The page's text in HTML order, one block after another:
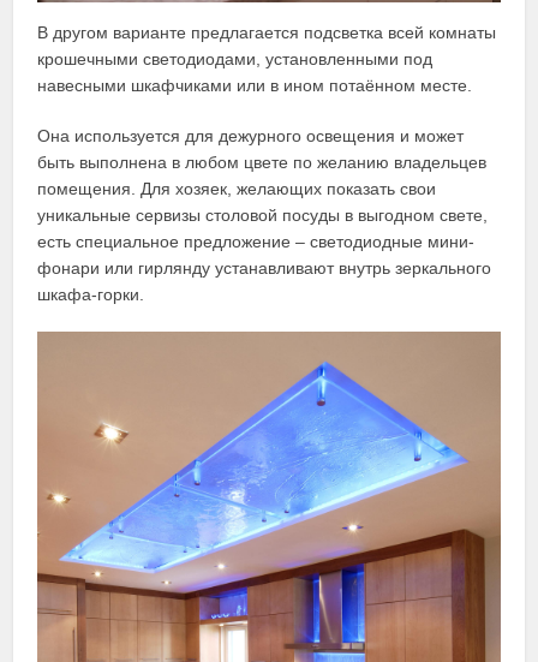
В другом варианте предлагается подсветка всей комнаты
крошечными светодиодами, установленными под
навесными шкафчиками или в ином потаённом месте.
Она используется для дежурного освещения и может
быть выполнена в любом цвете по желанию владельцев
помещения. Для хозяек, желающих показать свои
уникальные сервизы столовой посуды в выгодном свете,
есть специальное предложение – светодиодные мини-
фонари или гирлянду устанавливают внутрь зеркального
шкафа-горки.